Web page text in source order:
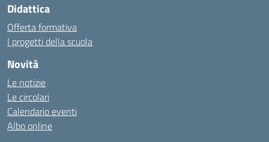
Didattica
Offerta formativa
I progetti della scuola
Novità
Le notizie
Le circolari
Calendario eventi
Albo online